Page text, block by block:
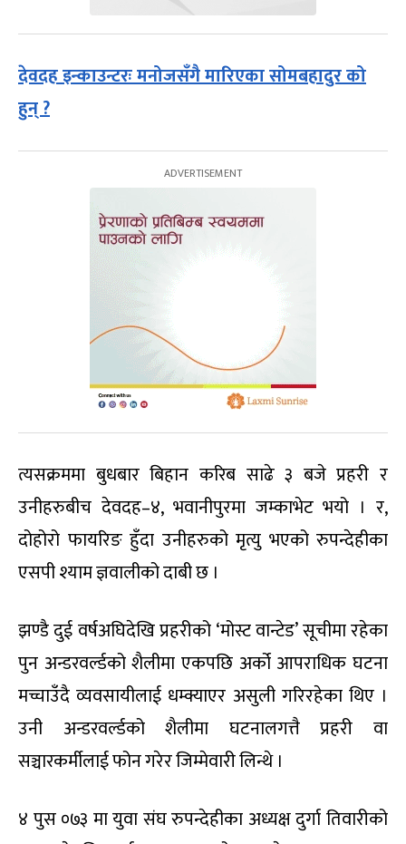
देवदह इन्काउन्टरः मनोजसँगै मारिएका सोमबहादुर को
हुन् ?
त्यसक्रममा बुधबार बिहान करिब साढे ३ बजे प्रहरी र
उनीहरुबीच देवदह–४, भवानीपुरमा जम्काभेट भयो । र,
दोहोरो फायरिङ हुँदा उनीहरुको मृत्यु भएको रुपन्देहीका
एसपी श्याम ज्ञवालीको दाबी छ ।
झण्डै दुई वर्षअघिदेखि प्रहरीको ‘मोस्ट वान्टेड’ सूचीमा रहेका
पुन अन्डरवर्ल्डको शैलीमा एकपछि अर्को आपराधिक घटना
मच्चाउँदै व्यवसायीलाई धम्क्याएर असुली गरिरहेका थिए ।
उनी अन्डरवर्ल्डको शैलीमा घटनालगत्तै प्रहरी वा
सञ्चारकर्मीलाई फोन गरेर जिम्मेवारी लिन्थे ।
४ पुस ०७३ मा युवा संघ रुपन्देहीका अध्यक्ष दुर्गा तिवारीको